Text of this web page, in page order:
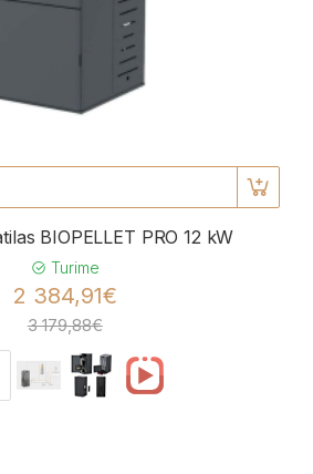
BIOPELLET PRO 12 kW
Turime
2 384,91€
3 179,88€